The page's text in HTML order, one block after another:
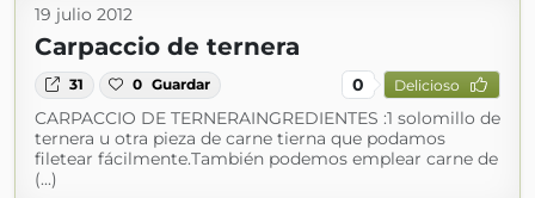
19 julio 2012
Carpaccio de ternera
31 0 Guardar 0 Delicioso
CARPACCIO DE TERNERAINGREDIENTES :1 solomillo de
ternera u otra pieza de carne tierna que podamos
filetear fácilmente.También podemos emplear carne de
(...)